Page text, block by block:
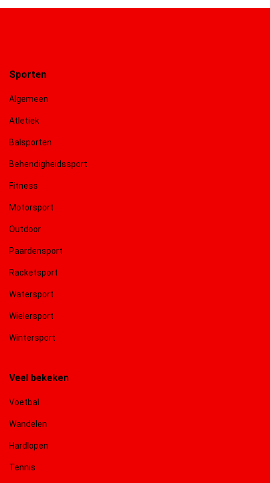
Sporten
Algemeen
Atletiek
Balsporten
Behendigheidssport
Fitness
Motorsport
Outdoor
Paardensport
Racketsport
Watersport
Wielersport
Wintersport
Veel bekeken
Voetbal
Wandelen
Hardlopen
Tennis